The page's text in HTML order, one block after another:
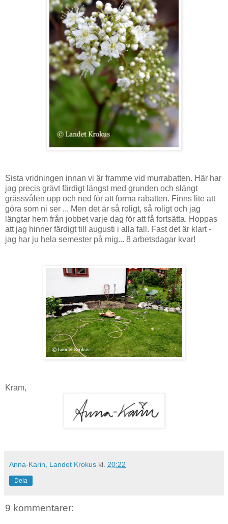
Sista vridningen innan vi är framme vid murrabatten. Här har
jag precis grävt färdigt längst med grunden och slängt
grässvålen upp och ned för att forma rabatten. Finns lite att
göra som ni ser ... Men det är så roligt, så roligt och jag
längtar hem från jobbet varje dag för att få fortsätta. Hoppas
att jag hinner färdigt till augusti i alla fall. Fast det är klart -
jag har ju hela semester på mig... 8 arbetsdagar kvar!
Kram,
Anna-Karin, Landet Krokus kl. 20:22
Dela
9 kommentarer: